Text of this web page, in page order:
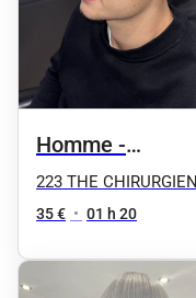
Homme -
Coloration
223 THE CHIRURGIEN
35 € • 01 h 20